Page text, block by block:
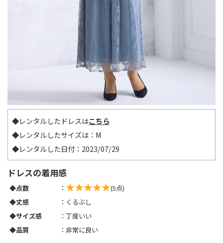
◆レンタルしたドレスはこちら
◆レンタルしたサイズは：M
◆レンタルした日付：2023/07/29
ドレスの着用感
◆点数 ：
(5点)
◆丈感
：くるぶし
◆サイズ感
：丁度いい
◆品質
：非常に良い